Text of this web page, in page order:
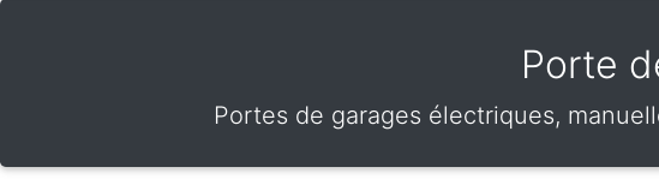
Porte
Portes de garages électriques,